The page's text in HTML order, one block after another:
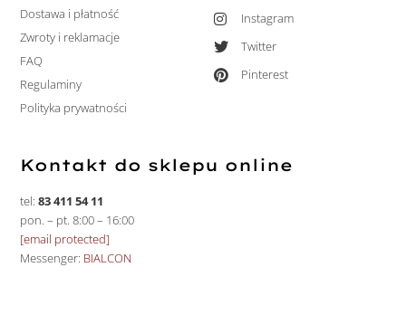
Dostawa i płatność
Zwroty i reklamacje
FAQ
Regulaminy
Polityka prywatności
Instagram
Twitter
Pinterest
Kontakt do sklepu online
tel: 83 411 54 11
pon. – pt. 8:00 – 16:00
[email protected]
Messenger: BIALCON